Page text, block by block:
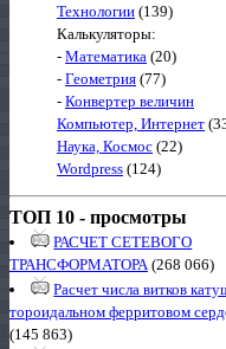
Технологии (139)
Калькуляторы:
- Математика (20)
- Геометрия (77)
- Конвертер величин
Компьютер, Интернет
Наука, Космос (22)
Wordpress (124)
ТОП 10 - просмотры
РАСЧЕТ СЕТЕВОГО
ТРАНСФОРМАТОРА(268 066)
Расчет числа витков
тороидальном ферритовом
(145 863)